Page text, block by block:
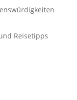
Reisetipps